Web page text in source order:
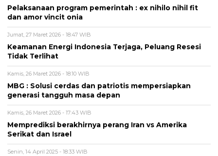
Pelaksanaan program pemerintah : ex nihilo nihil fit
dan amor vincit onia
Jumat, 27 Maret 2026 - 18:47 WIB
Keamanan Energi Indonesia Terjaga, Peluang Resesi
Tidak Terlihat
Kamis, 26 Maret 2026 - 18:10 WIB
MBG : Solusi cerdas dan patriotis mempersiapkan
generasi tangguh masa depan
Kamis, 26 Maret 2026 - 17:43 WIB
Memprediksi berakhirnya perang Iran vs Amerika
Serikat dan Israel
Senin, 14 April 2025 - 18:33 WIB